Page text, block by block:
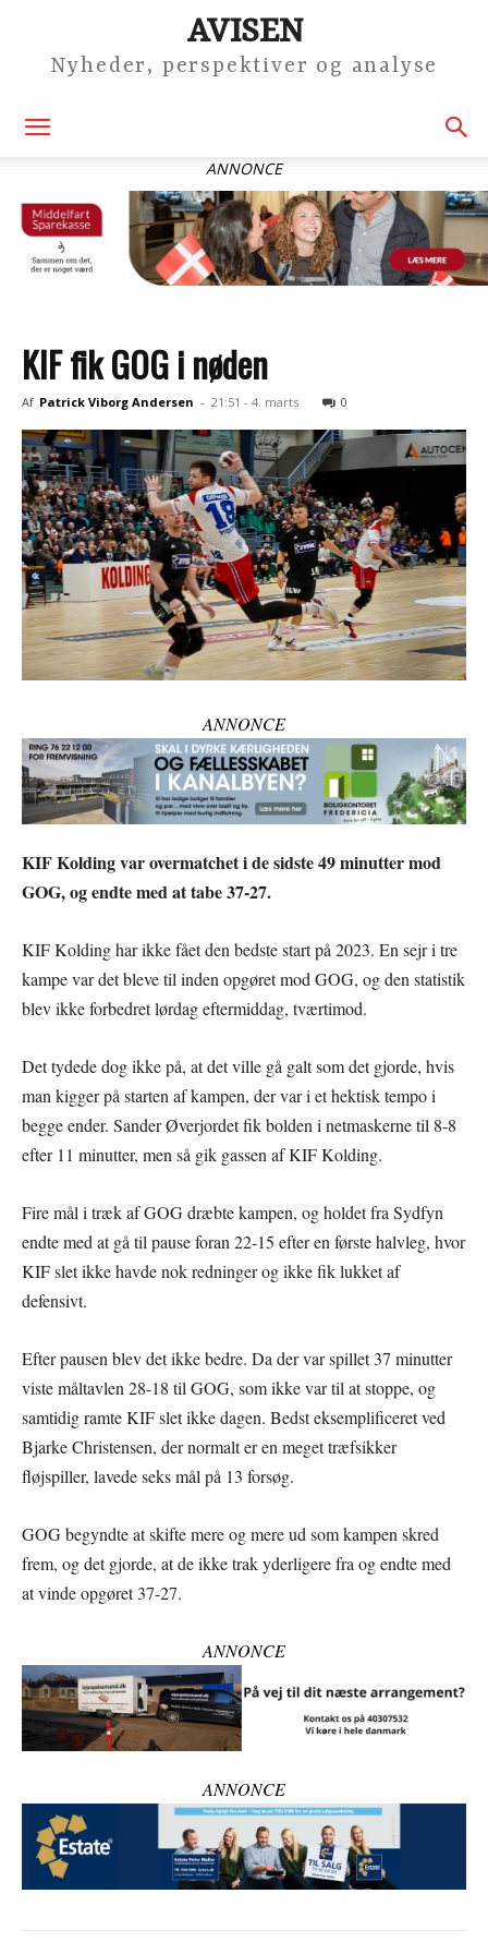
AVISEN
Nyheder, perspektiver og analyse
ANNONCE
KIF fik GOG i nøden
Af Patrick Viborg Andersen - 21:51 - 4. marts 0
ANNONCE
KIF Kolding var overmatchet i de sidste 49 minutter mod
GOG, og endte med at tabe 37-27.
KIF Kolding har ikke fået den bedste start på 2023. En sejr i tre
kampe var det bleve til inden opgøret mod GOG, og den statistik
blev ikke forbedret lørdag eftermiddag, tværtimod.
Det tydede dog ikke på, at det ville gå galt som det gjorde, hvis
man kigger på starten af kampen, der var i et hektisk tempo i
begge ender. Sander Øverjordet fik bolden i netmaskerne til 8-8
efter 11 minutter, men så gik gassen af KIF Kolding.
Fire mål i træk af GOG dræbte kampen, og holdet fra Sydfyn
endte med at gå til pause foran 22-15 efter en første halvleg, hvor
KIF slet ikke havde nok redninger og ikke fik lukket af
defensivt.
Efter pausen blev det ikke bedre. Da der var spillet 37 minutter
viste måltavlen 28-18 til GOG, som ikke var til at stoppe, og
samtidig ramte KIF slet ikke dagen. Bedst eksemplificeret ved
Bjarke Christensen, der normalt er en meget træfsikker
fløjspiller, lavede seks mål på 13 forsøg.
GOG begyndte at skifte mere og mere ud som kampen skred
frem, og det gjorde, at de ikke trak yderligere fra og endte med
at vinde opgøret 37-27.
ANNONCE
ANNONCE